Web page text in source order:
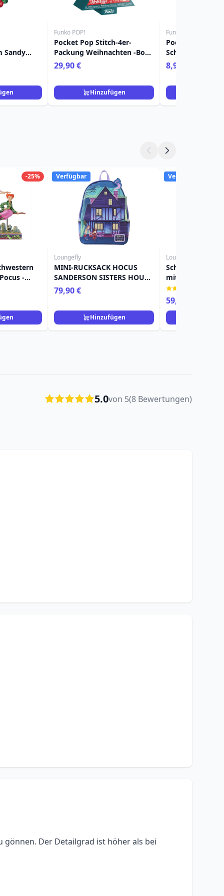
Sandy
Funko POP!
Pocket Pop Stitch-4er-
Packung Weihnachten -Box -
Disney Lilo & Stitch
29,90 €
Hinzufügen
Funko POP!
Pocket Pop
Patina - Disney
8,90 €
-25%
-
Verfügbar
Loungefly
MINI-RUCKSACK HOCUS
SANDERSON SISTERS HOUSE
GLOW – DISNEY LOUNGEFLY
79,90 €
Hinzufügen
Verfügbar
Loungefly
Schillernde
mit Tarotkarte
Pocus“ – DISNEY
LOUNGEFLY
59,90 €
5.0von 5(8 Bewertungen)
gönnen. Der Detailgrad ist höher als bei